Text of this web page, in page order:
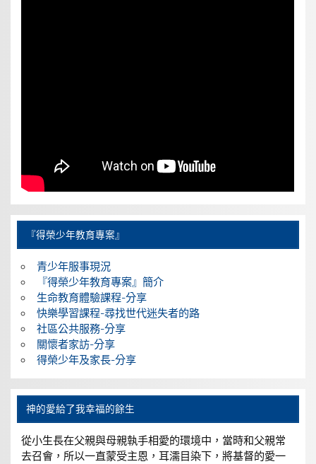
『得榮少年教育專案』
青少年服事現況
『得榮少年教育專案』簡介
生命教育體驗課程-分享
快樂學習課程-尋找世代迷失者的路
社區公共服務-分享
關懷者家訪-分享
得榮少年及家長-分享
神的愛給了我幸福的餘生
從小生長在父親與母親執手相愛的環境中，當時和父親常
去召會，所以一直蒙受主恩，耳濡目染下，將基督的愛一